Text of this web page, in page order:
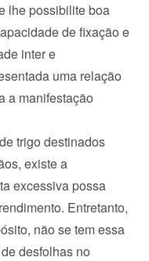
lhe possibilite boa
de fixação e
inter e
uma relação
a manifestação
trigo destinados
existe a
excessiva possa
Entretanto,
não se tem essa
desfolhas no